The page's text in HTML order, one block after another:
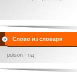
Слово из словаря
poison - яд